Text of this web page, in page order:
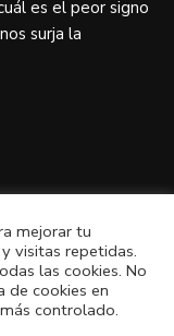
es el peor signo
surja la
mejorar tu
visitas repetidas.
las cookies. No
de cookies en
controlado.